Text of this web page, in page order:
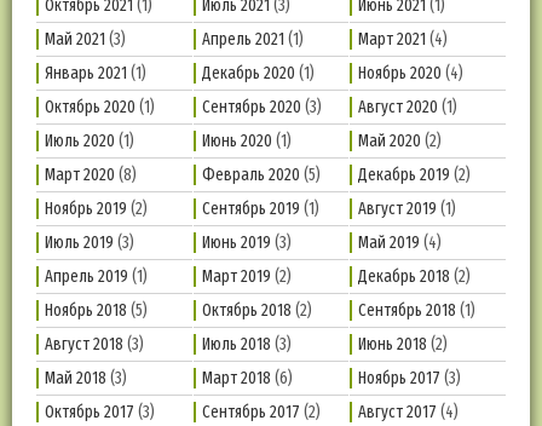
Октябрь 2021 (1) Июль 2021 (3) Июнь 2021 (1)
Май 2021 (3) Апрель 2021 (1) Март 2021 (4)
Январь 2021 (1) Декабрь 2020 (1) Ноябрь 2020 (4)
Октябрь 2020 (1) Сентябрь 2020 (3) Август 2020 (1)
Июль 2020 (1) Июнь 2020 (1) Май 2020 (2)
Март 2020 (8) Февраль 2020 (5) Декабрь 2019 (2)
Ноябрь 2019 (2) Сентябрь 2019 (1) Август 2019 (1)
Июль 2019 (3) Июнь 2019 (3) Май 2019 (4)
Апрель 2019 (1) Март 2019 (2) Декабрь 2018 (2)
Ноябрь 2018 (5) Октябрь 2018 (2) Сентябрь 2018 (1)
Август 2018 (3) Июль 2018 (3) Июнь 2018 (2)
Май 2018 (3) Март 2018 (6) Ноябрь 2017 (3)
Октябрь 2017 (3) Сентябрь 2017 (2) Август 2017 (4)